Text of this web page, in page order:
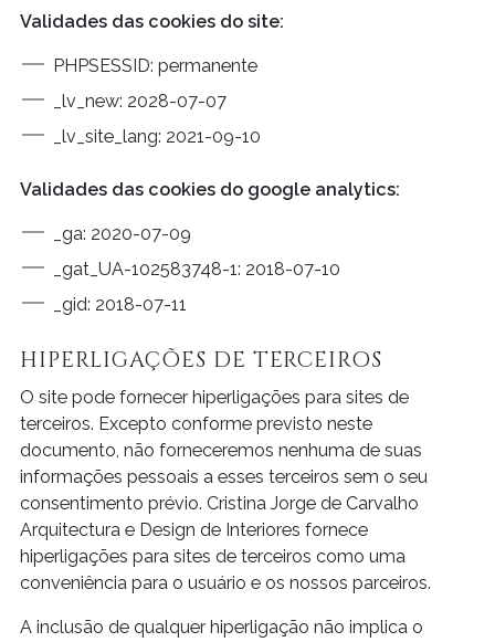
Validades das cookies do site:
PHPSESSID: permanente
_lv_new: 2028-07-07
_lv_site_lang: 2021-09-10
Validades das cookies do google analytics:
_ga: 2020-07-09
_gat_UA-102583748-1: 2018-07-10
_gid: 2018-07-11
HIPERLIGAÇÕES DE TERCEIROS
O site pode fornecer hiperligações para sites de
terceiros. Excepto conforme previsto neste
documento, não forneceremos nenhuma de suas
informações pessoais a esses terceiros sem o seu
consentimento prévio. Cristina Jorge de Carvalho
Arquitectura e Design de Interiores fornece
hiperligações para sites de terceiros como uma
conveniência para o usuário e os nossos parceiros.
A inclusão de qualquer hiperligação não implica o